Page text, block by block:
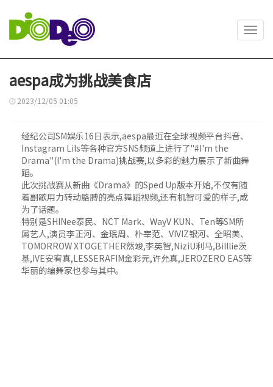
aespa成为挑战美食店
2023/12/05 01:05
经纪公司SM娱乐16日表示,aespa最近在全球视频平台抖音、
Instagram Lils等各种官方SNS频道上进行了"#I'm the
Drama"(I'm the Drama)挑战赛,以多彩的魅力展示了新曲舞
蹈。
此次挑战赛从新曲《Drama》的Sped Up版本开始,不仅有随
着副歌用力转动胳膊的亮点舞蹈视频,还有机智可爱的样子,成
为了话题。
特别是SHINee泰民、NCT Mark、WayV KUN、Ten等SM所
属艺人,演员李正河、金珉周、朴宰范、VIVIZ银河、全昭美、
TOMORROW XTOGETHER然竣,李英智,NiziU利马,Billlie茨
基,IVE安宥真,LESSERAFIM金彩元,许允真,JEROZERO EAS等
华丽的编舞家也参与其中。